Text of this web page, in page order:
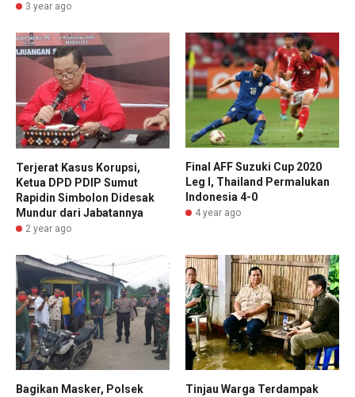
3 year ago
Terjerat Kasus Korupsi,
Ketua DPD PDIP Sumut
Rapidin Simbolon Didesak
Mundur dari Jabatannya
2 year ago
Final AFF Suzuki Cup 2020
Leg I, Thailand Permalukan
Indonesia 4-0
4 year ago
Bagikan Masker, Polsek
Tinjau Warga Terdampak